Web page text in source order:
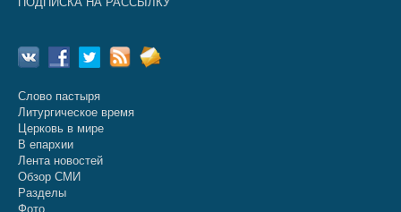
Слово пастыря
Литургическое время
Церковь в мире
В епархии
Лента новостей
Обзор СМИ
Разделы
Фото